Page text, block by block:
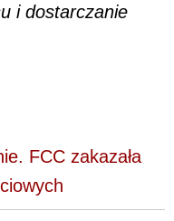
i dostarczanie
FCC zakazała